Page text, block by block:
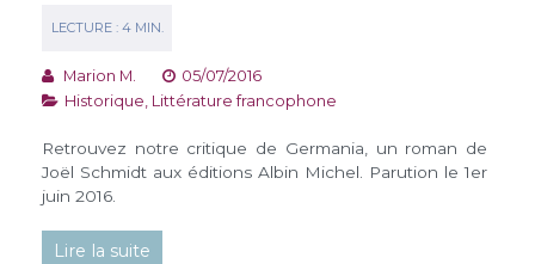
Marion M.
05/07/2016
Historique Littérature francophone
Retrouvez notre critique de Germania, un roman de
Joël Schmidt aux éditions Albin Michel. Parution le 1er
juin 2016.
Lire la suite